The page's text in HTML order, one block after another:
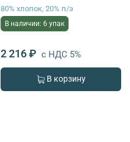
80% хлопок, 20% п/э
В наличии: 6 упак
2 216 ₽ с НДС 5%
В корзину